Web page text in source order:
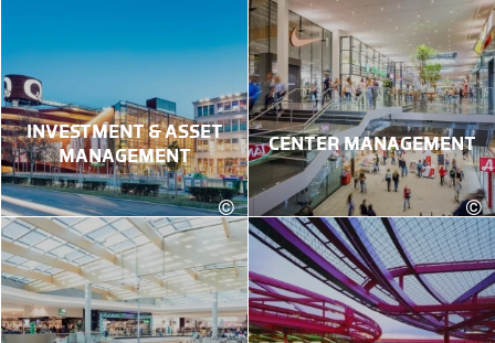
© Robert Fritz
INVESTMENT & ASSET
MANAGEMENT
©
CENTER MANAGEMENT